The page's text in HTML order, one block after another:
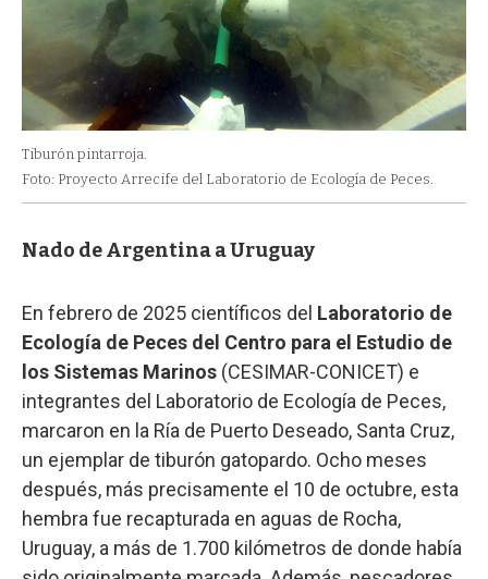
Tiburón pintarroja.
Foto: Proyecto Arrecife del Laboratorio de Ecología de Peces.
Nado de Argentina a Uruguay
En febrero de 2025 científicos del Laboratorio de
Ecología de Peces del Centro para el Estudio de
los Sistemas Marinos (CESIMAR-CONICET) e
integrantes del Laboratorio de Ecología de Peces,
marcaron en la Ría de Puerto Deseado, Santa Cruz,
un ejemplar de tiburón gatopardo. Ocho meses
después, más precisamente el 10 de octubre, esta
hembra fue recapturada en aguas de Rocha,
Uruguay, a más de 1.700 kilómetros de donde había